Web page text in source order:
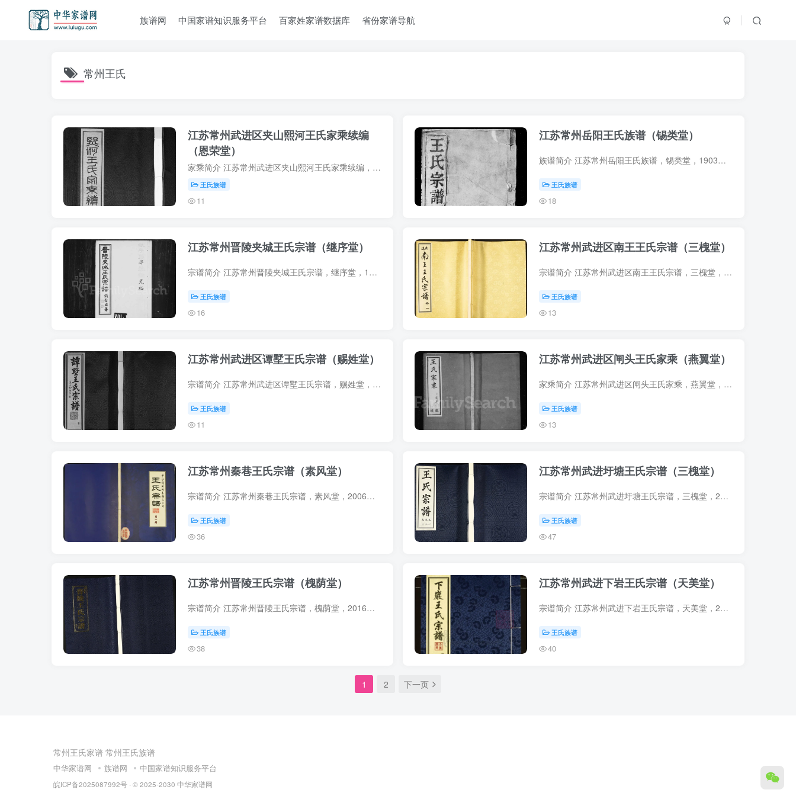
族谱网 中国家谱知识服务平台 百家姓家谱数据库 省份家谱导航
常州王氏
江苏常州武进区夹山熙河王氏家乘续编
（恩荣堂）
家乘简介 江苏常州武进区夹山熙河王氏家乘续编，恩荣堂，2012年王伟本等纂修，31册（含光绪元年前编9册）。始迁祖王运一，元末自无锡徙夹山。 家乘部分预览 电子版PDF网盘下载
王氏族谱
11
江苏常州岳阳王氏族谱（锡类堂）
族谱简介 江苏常州岳阳王氏族谱，锡类堂，1903年（光绪29年）王瑞堂、王炳松等纂修，20册。始祖王彦融，宋室南渡时迁居金坛西塔山。八世王处公，其长子王春一，迁金坛岳阳村，是为始迁祖。越四...
王氏族谱
18
江苏常州晋陵夹城王氏宗谱（继序堂）
宗谱简介 江苏常州晋陵夹城王氏宗谱，继序堂，1948年（民国37年）王锦秀、王家璞等纂修，6册。始迁祖王有亨，字世伯，号东岭，行一，南宋初自中原移居晋陵（今属常州）郡东建湖。本谱专载九世王...
王氏族谱
16
江苏常州武进区南王王氏宗谱（三槐堂）
宗谱简介 江苏常州武进区南王王氏宗谱，三槐堂，2008年王瑾元等纂修，4册。始祖王皋（字子高，行四十四），南宋初迁居姑苏荻扁里。三子王胤西（又名王商，字吾曾，行五十八），迁居无锡沙头，为...
王氏族谱
13
江苏常州武进区谭墅王氏宗谱（赐姓堂）
宗谱简介 江苏常州武进区谭墅王氏宗谱，赐姓堂，2017年王忠英等纂修，18册。是族本姓匡，先祖盈，宋初避宋太祖讳去匡从王，遂为王姓。始迁祖王莹（字净心，号运三），宋元之际避乱自江苏苏州枫...
王氏族谱
11
江苏常州武进区闸头王氏家乘（燕翼堂）
家乘简介 江苏常州武进区闸头王氏家乘，燕翼堂，1935年（民国24年）王锡宏等纂修，14册。始祖王彦融，字炎弼，别号金渊仙子，从宋高宗南渡卜居西塔山。八世王嗣昌，字世番，行千三，徙常州观庄...
王氏族谱
13
江苏常州秦巷王氏宗谱（素风堂）
宗谱简介 江苏常州秦巷王氏宗谱，素风堂，2006年王焕根主修，6册。谱奉三槐王氏始祖王旦之孙王皋（字子高）为南迁一世祖。王皋随宋室南渡，生三子，分东、中、西、三沙。王皋次子王铎（字吾护）...
王氏族谱
36
江苏常州武进圩塘王氏宗谱（三槐堂）
宗谱简介 江苏常州武进圩塘王氏宗谱，三槐堂，2015年王洪兴主编，4册。始迁祖王简（字以敬），元末避兵乱至毗陵（今江苏常州）卜居西仓桥。六世王道明（字熙之，号怀云），由城徙居圩塘。 宗谱...
王氏族谱
47
江苏常州晋陵王氏宗谱（槐荫堂）
宗谱简介 江苏常州晋陵王氏宗谱，槐荫堂，2016年王建良等纂修，20册始迁祖王有亨（字世伯，号东岭，行一），南宋初自中原移居晋陵（今属常州）郡东建湖。传至第九世约元末明初时，有祥一至祥十...
王氏族谱
38
江苏常州武进下岩王氏宗谱（天美堂）
宗谱简介 江苏常州武进下岩王氏宗谱，天美堂，2016年王伟玉纂修、王沛南主编，12册。始祖旭（字东伯，号耕隐），明洪武三十年由吴渎转徙永定。始迁祖五世礼（字克敬），迁居武进下岩，为西分祖...
王氏族谱
40
1 2 下一页
常州王氏家谱 常州王氏族谱
中华家谱网 族谱网 中国家谱知识服务平台
皖ICP备2025087992号 · © 2025-2030 中华家谱网